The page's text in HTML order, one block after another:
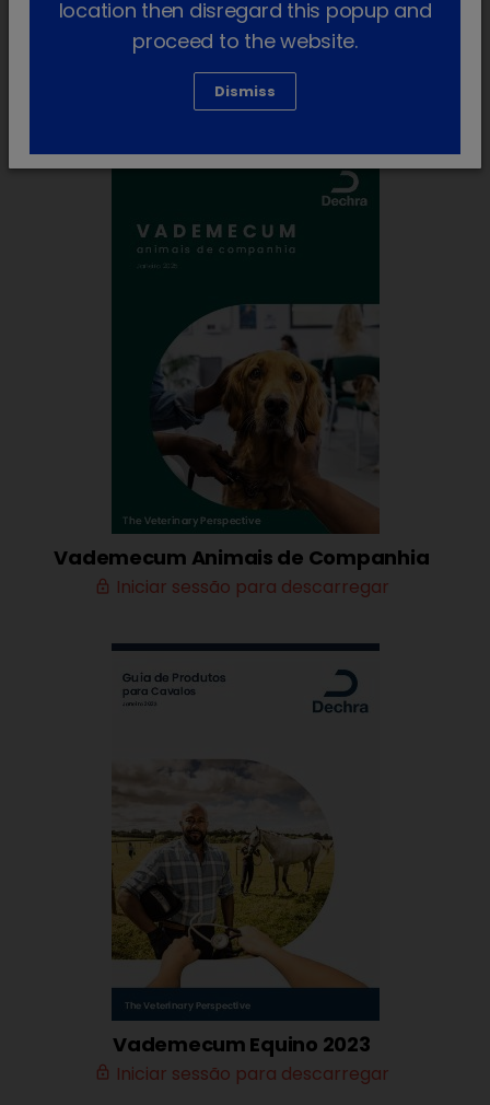
Materiais para profissionais de
Vademecum Animais de Companhia
lock_outline Iniciar sessão para descarregar
Vademecum Equino 2023
lock_outline Iniciar sessão para descarregar
location then disregard this popup and
proceed to the website.
Dismiss